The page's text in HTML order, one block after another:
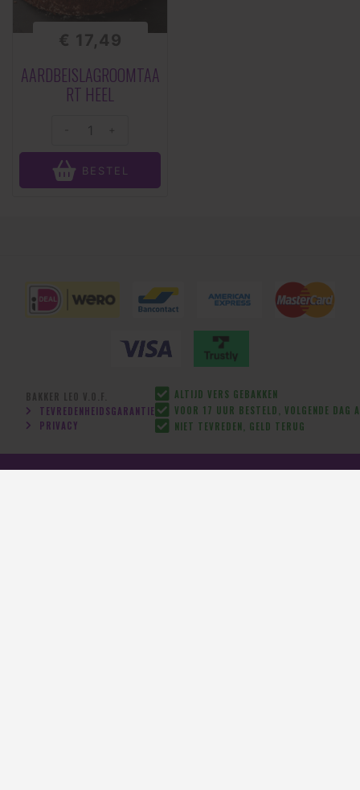
AARDBEISLAGROOMTAA
RT HEEL
€ 17,49
+
BESTEL
TEVREDENHEIDSGARANTIE
PRIVACY
ALTIJD VERS GEBAKKEN
VOOR 17 UUR BESTELD, VOLGENDE DAG
NIET TEVREDEN, GELD TERUG